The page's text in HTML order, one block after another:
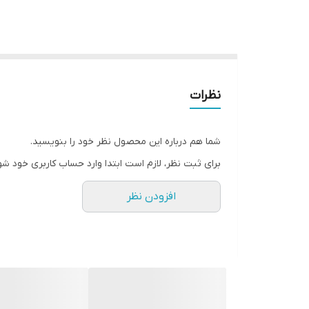
نظرات
شما هم درباره این محصول نظر خود را بنویسید.
برای ثبت نظر، لازم است ابتدا وارد حساب کاربری خود
افزودن نظر